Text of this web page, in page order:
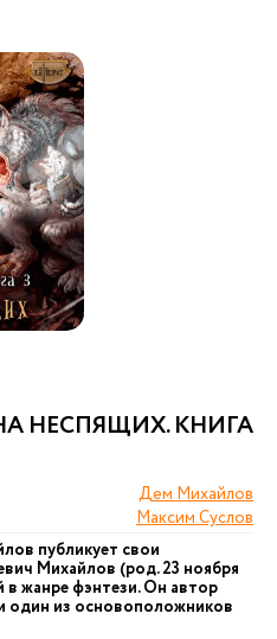
НЕСПЯЩИХ. КНИГА
Дем Михайлов
Максим Суслов
публикует свои
Михайлов (род. 23 ноября
в жанре фэнтези. Он автор
один из основоположников